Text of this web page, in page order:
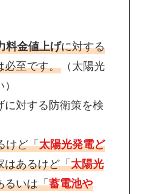
料金値上げに対する
必至です。（太陽光
に対する防衛策を検
けど「太陽光発電ど
はあるけど「太陽光
るいは「蓄電池や